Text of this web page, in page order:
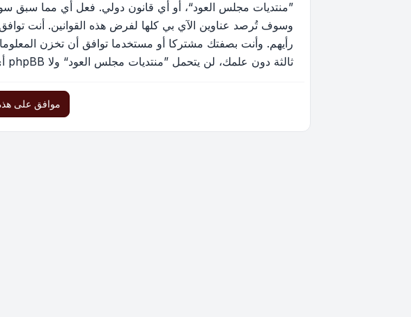
”منتديات مجلس العود“، أو أي قانون دولي. فعل أي مما سبق
وسوف تُرصد عناوين الآي بي كلها لفرض هذه القوانين. أنت
رأيهم. وأنت بصفتك مشتركا أو مستخدما توافق أن تخزن
ثالثة دون علمك، لن يتحمل ”منتديات مجلس العود“ ولا phpBB أي مسؤولية حيال محاولة اختراق تتسبب في جعل البيانات في خطر
موافق على